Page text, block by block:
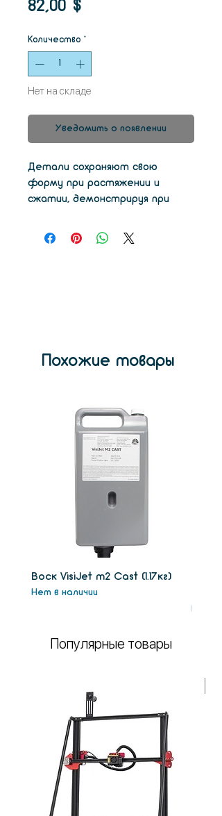
82,00 $Цена
Количество *
Нет на складе
Уведомить о появлении
Детали сохраняют свою
форму при растяжении и
сжатии, демонстрируя при
высокую твердость. При
использовании нашей UV LCD
Похожие товары
Воск VisiJet m2 Сast (1.17кг)
Нет в наличии
Нет в
Популярные товары